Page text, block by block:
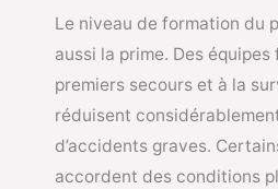
Le niveau de formation du
aussi la prime. Des équipes
premiers secours et à la
réduisent
d’accidents graves.
accordent des conditions